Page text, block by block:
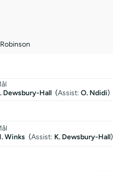
Dewsbury-Hall (Assist: O. Ndidi)
Winks (Assist: K. Dewsbury-Hall)